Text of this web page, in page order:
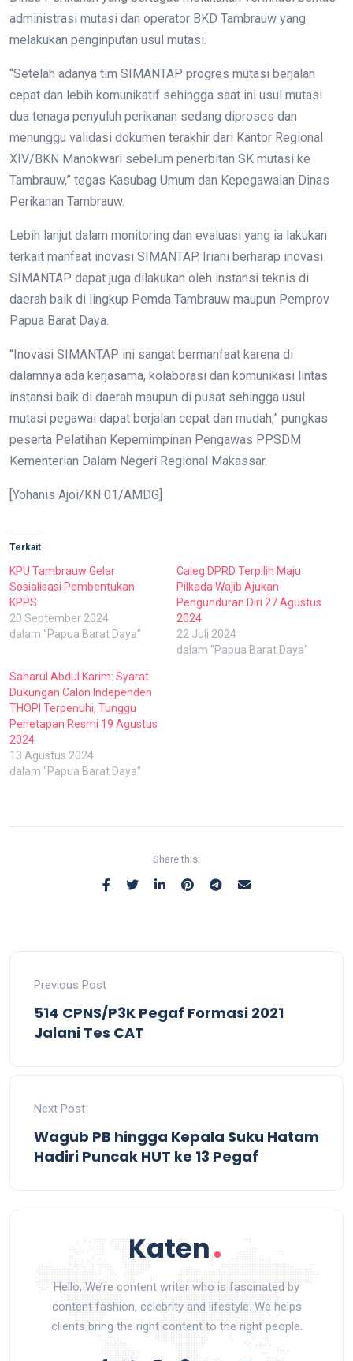
administrasi mutasi dan operator BKD Tambrauw yang
melakukan penginputan usul mutasi.
“Setelah adanya tim SIMANTAP progres mutasi berjalan
cepat dan lebih komunikatif sehingga saat ini usul mutasi
dua tenaga penyuluh perikanan sedang diproses dan
menunggu validasi dokumen terakhir dari Kantor Regional
XIV/BKN Manokwari sebelum penerbitan SK mutasi ke
Tambrauw,” tegas Kasubag Umum dan Kepegawaian Dinas
Perikanan Tambrauw.
Lebih lanjut dalam monitoring dan evaluasi yang ia lakukan
terkait manfaat inovasi SIMANTAP. Iriani berharap inovasi
SIMANTAP dapat juga dilakukan oleh instansi teknis di
daerah baik di lingkup Pemda Tambrauw maupun Pemprov
Papua Barat Daya.
“Inovasi SIMANTAP ini sangat bermanfaat karena di
dalamnya ada kerjasama, kolaborasi dan komunikasi lintas
instansi baik di daerah maupun di pusat sehingga usul
mutasi pegawai dapat berjalan cepat dan mudah,” pungkas
peserta Pelatihan Kepemimpinan Pengawas PPSDM
Kementerian Dalam Negeri Regional Makassar.
[Yohanis Ajoi/KN 01/AMDG]
Terkait
KPU Tambrauw Gelar
Sosialisasi Pembentukan
KPPS
20 September 2024
dalam "Papua Barat Daya"
Caleg DPRD Terpilih Maju
Pilkada Wajib Ajukan
Pengunduran Diri 27 Agustus
2024
22 Juli 2024
dalam "Papua Barat Daya"
Saharul Abdul Karim: Syarat
Dukungan Calon Independen
THOPI Terpenuhi, Tunggu
Penetapan Resmi 19 Agustus
2024
13 Agustus 2024
dalam "Papua Barat Daya"
Share this:
Previous Post
514 CPNS/P3K Pegaf Formasi 2021
Jalani Tes CAT
Next Post
Wagub PB hingga Kepala Suku Hatam
Hadiri Puncak HUT ke 13 Pegaf
Hello, We’re content writer who is fascinated by
content fashion, celebrity and lifestyle. We helps
clients bring the right content to the right people.